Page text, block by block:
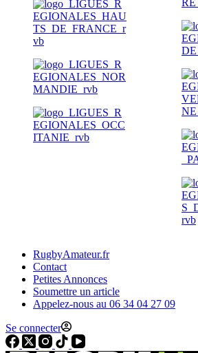
RugbyAmateur.fr
Contact
Petites Annonces
Soumettre un article
Appelez-nous au 06 34 04 27 09
Se connecter